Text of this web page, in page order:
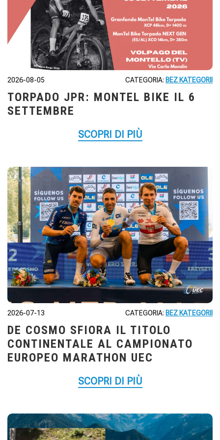
2026-08-05 CATEGORIA: BEZ KATEGORII
TORPADO JPR: MONTEL BIKE IL 6
SETTEMBRE
SCOPRI DI PIÙ
2026-07-13 CATEGORIA: BEZ KATEGORII
DE COSMO SFIORA IL TITOLO
CONTINENTALE AL CAMPIONATO
EUROPEO MARATHON UEC
SCOPRI DI PIÙ